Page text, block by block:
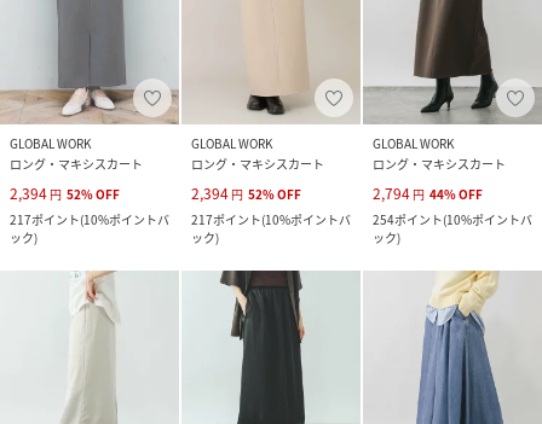
GLOBAL WORK
ロング・マキシスカート
2,394 円 52%OFF
217ポイント(10%ポイントバ
ック)
GLOBAL WORK
ロング・マキシスカート
2,394 円 52%OFF
217ポイント(10%ポイントバ
ック)
GLOBAL WORK
ロング・マキシスカート
2,794 円 44%OFF
254ポイント(10%ポイントバ
ック)